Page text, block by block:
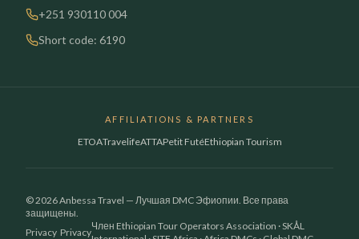
+251 930110 004
Short code: 6190
AFFILIATIONS & PARTNERS
ETOATravelifeATTAPetit FutéEthiopian Tourism
© 2026 Anbessa Travel — Лучшая DMC Эфиопии. Все права
защищены.
Privacy Privacy
Член Ethiopian Tour Operators Association · SKÅL